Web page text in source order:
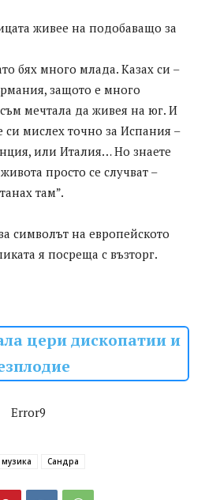
живее на подобаващо за
бях много млада. Казах си –
защото е много
мечтала да живея на юг. И
мислех точно за Испания –
или Италия… Но знаете
просто се случват –
там”.
символът на европейското
я посреща с възторг.
цери дископатии и
Error9
музика Сандра